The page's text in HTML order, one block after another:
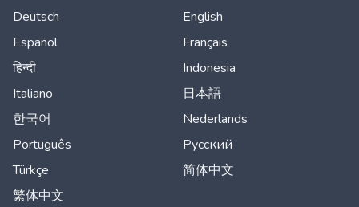
Deutsch
English
Español
Français
हिन्दी
Indonesia
Italiano
日本語
한국어
Nederlands
Português
Русский
Türkçe
简体中文
繁体中文